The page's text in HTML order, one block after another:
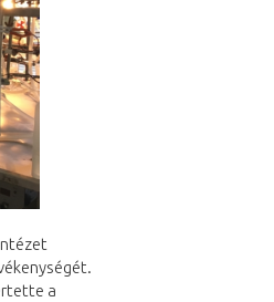
a